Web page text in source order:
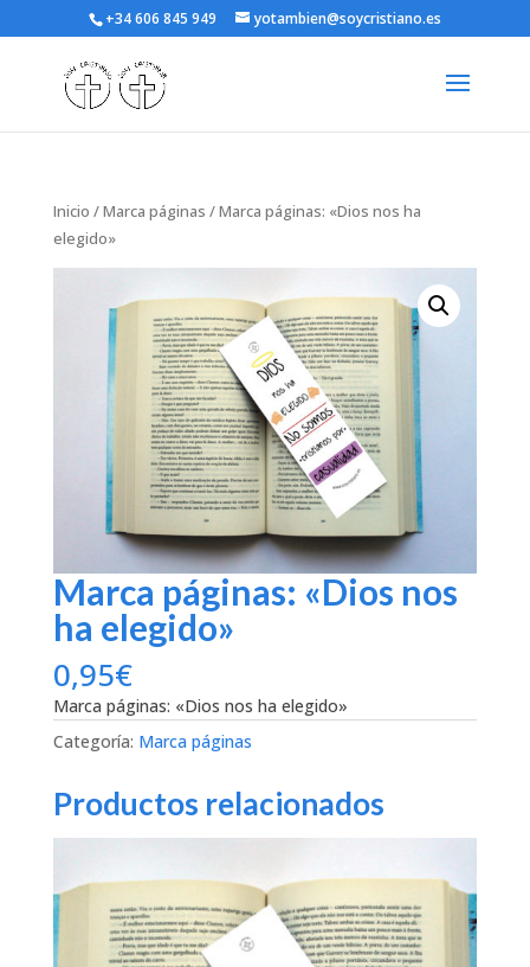
+34 606 845 949 yotambien@soycristiano.es
Inicio /Marca páginas / Marca páginas: «Dios nos ha
elegido»
Marca páginas: «Dios nos
ha elegido»
0,95€
Marca páginas: «Dios nos ha elegido»
Categoría: Marca páginas
Productos relacionados